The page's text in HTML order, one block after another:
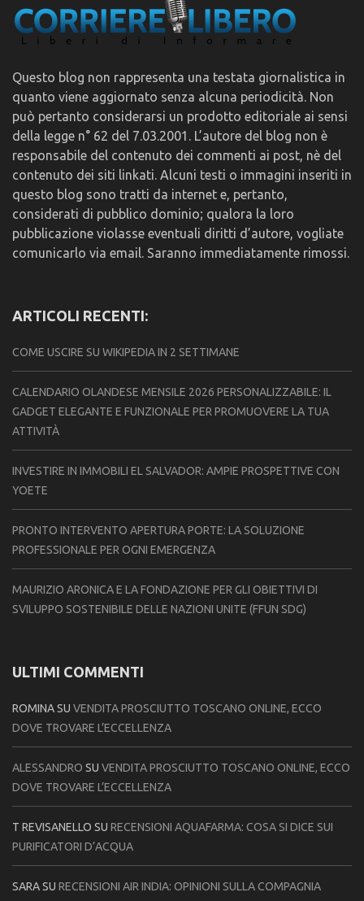
Questo blog non rappresenta una testata giornalistica in
quanto viene aggiornato senza alcuna periodicità. Non
può pertanto considerarsi un prodotto editoriale ai sensi
della legge n° 62 del 7.03.2001. L’autore del blog non è
responsabile del contenuto dei commenti ai post, nè del
contenuto dei siti linkati. Alcuni testi o immagini inseriti in
questo blog sono tratti da internet e, pertanto,
considerati di pubblico dominio; qualora la loro
pubblicazione violasse eventuali diritti d’autore, vogliate
comunicarlo via email. Saranno immediatamente rimossi.
ARTICOLI RECENTI:
COME USCIRE SU WIKIPEDIA IN 2 SETTIMANE
CALENDARIO OLANDESE MENSILE 2026 PERSONALIZZABILE: IL
GADGET ELEGANTE E FUNZIONALE PER PROMUOVERE LA TUA
ATTIVITÀ
INVESTIRE IN IMMOBILI EL SALVADOR: AMPIE PROSPETTIVE CON
YOETE
PRONTO INTERVENTO APERTURA PORTE: LA SOLUZIONE
PROFESSIONALE PER OGNI EMERGENZA
MAURIZIO ARONICA E LA FONDAZIONE PER GLI OBIETTIVI DI
SVILUPPO SOSTENIBILE DELLE NAZIONI UNITE (FFUN SDG)
ULTIMI COMMENTI
ROMINASU VENDITA PROSCIUTTO TOSCANO ONLINE, ECCO
DOVE TROVARE L’ECCELLENZA
ALESSANDRO SU VENDITA PROSCIUTTO TOSCANO ONLINE, ECCO
DOVE TROVARE L’ECCELLENZA
T REVISANELLO SU RECENSIONI AQUAFARMA: COSA SI DICE SUI
PURIFICATORI D’ACQUA
SARASU RECENSIONI AIR INDIA: OPINIONI SULLA COMPAGNIA